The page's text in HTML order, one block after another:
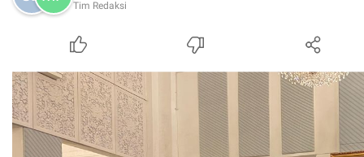
Tim Redaksi